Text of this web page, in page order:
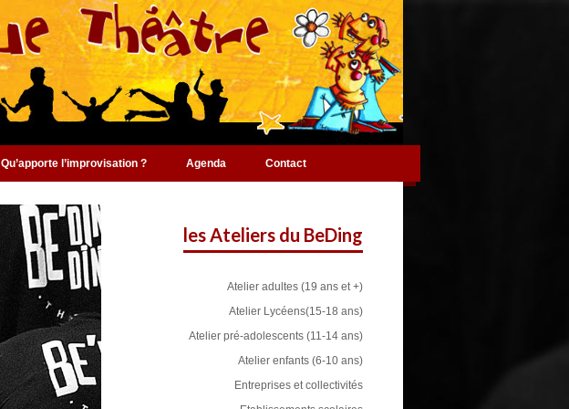
Qu’apporte l’improvisation ? Agenda Contact
les Ateliers du BeDing
Atelier adultes (19 ans et +)
Atelier Lycéens(15-18 ans)
Atelier pré-adolescents (11-14 ans)
Atelier enfants (6-10 ans)
Entreprises et collectivités